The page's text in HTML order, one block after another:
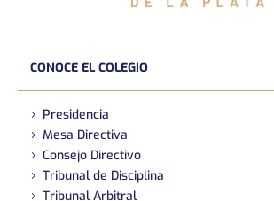
CONOCE EL COLEGIO
Presidencia
Mesa Directiva
Consejo Directivo
Tribunal de Disciplina
Tribunal Arbitral